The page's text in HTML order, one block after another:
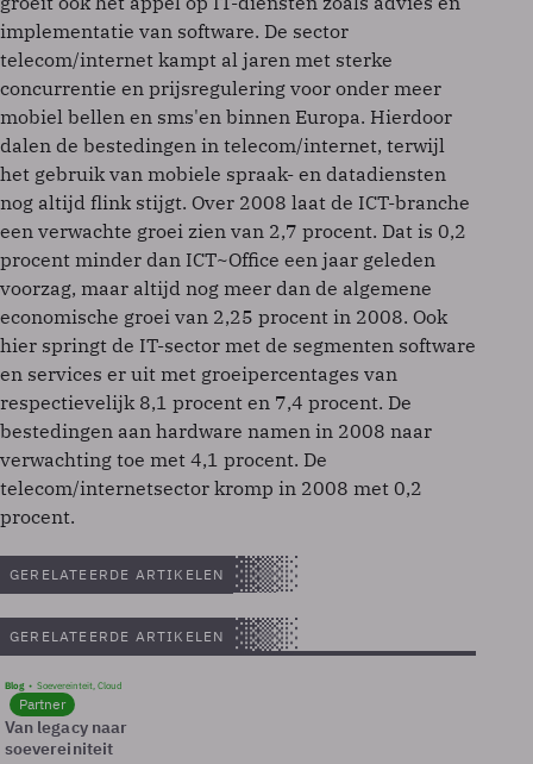
implementatie van software. De sector
telecom/internet kampt al jaren met sterke
concurrentie en prijsregulering voor onder meer
mobiel bellen en sms'en binnen Europa. Hierdoor
dalen de bestedingen in telecom/internet, terwijl
het gebruik van mobiele spraak- en datadiensten
nog altijd flink stijgt. Over 2008 laat de ICT-branche
een verwachte groei zien van 2,7 procent. Dat is 0,2
procent minder dan ICT~Office een jaar geleden
voorzag, maar altijd nog meer dan de algemene
economische groei van 2,25 procent in 2008. Ook
hier springt de IT-sector met de segmenten software
en services er uit met groeipercentages van
respectievelijk 8,1 procent en 7,4 procent. De
bestedingen aan hardware namen in 2008 naar
verwachting toe met 4,1 procent. De
telecom/internetsector kromp in 2008 met 0,2
procent.
GERELATEERDE ARTIKELEN
GERELATEERDE ARTIKELEN
Blog Soevereinteit, Cloud
Partner
Van legacy naar
soevereiniteit